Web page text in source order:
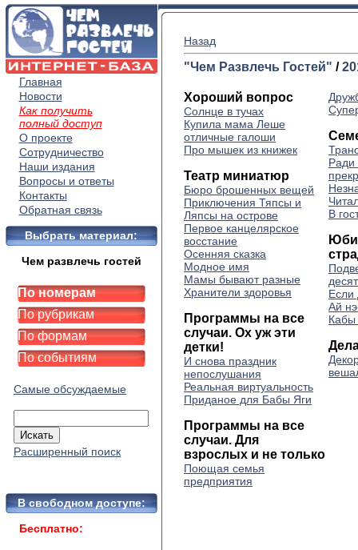
Главная
Новости
Как получить
полный доступ
О проекте
Сотрудничество
Наши издания
Вопросы и ответы
Контакты
Обратная связь
Выбрать материал:
Чем развлечь гостей
По номерам
По рубрикам
По формам
По событиям
Самые обсуждаемые
Расширенный поиск
В свободном доступе:
Бесплатно:
Назад
"Чем Развлечь Гостей" /
Хороший вопрос
Солнце в тучах
Купила мама Леше
отличные галоши
Про мышек из книжек
Театр миниатюр
Бюро брошенных вещей
Приключения Тяпсы и
Ляпсы на острове
Первое канцелярское
восстание
Осенняя сказка
Модное имя
Мамы бывают разные
Хранители здоровья
Программы на все
случаи. Ох уж эти
детки!
И снова праздник
непослушания
Реальная виртуальность
Приданое для Бабы Яги
Программы на все
случаи. Для
взрослых и не только
Поющая семья
предприятия
Ради
В
Ай
Кабы